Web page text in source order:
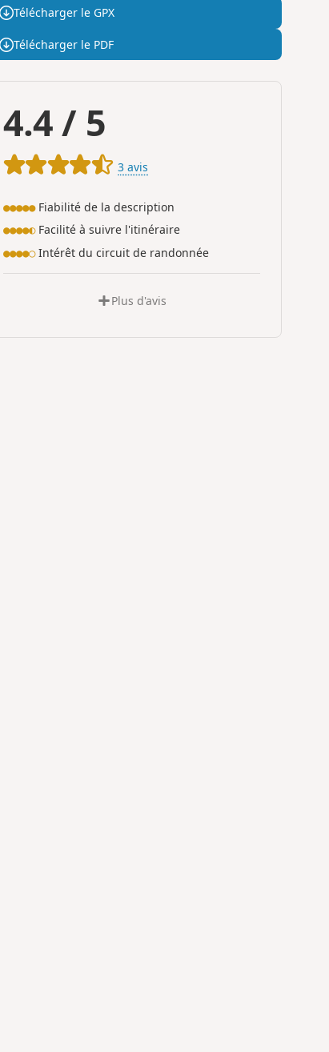
Télécharger le GPX
Télécharger le PDF
4.4/ 5
3 avis
●●●●●Fiabilité de la description
●●●●◐Facilité à suivre l'itinéraire
●●●●○Intérêt du circuit de randonnée
Plus d'avis